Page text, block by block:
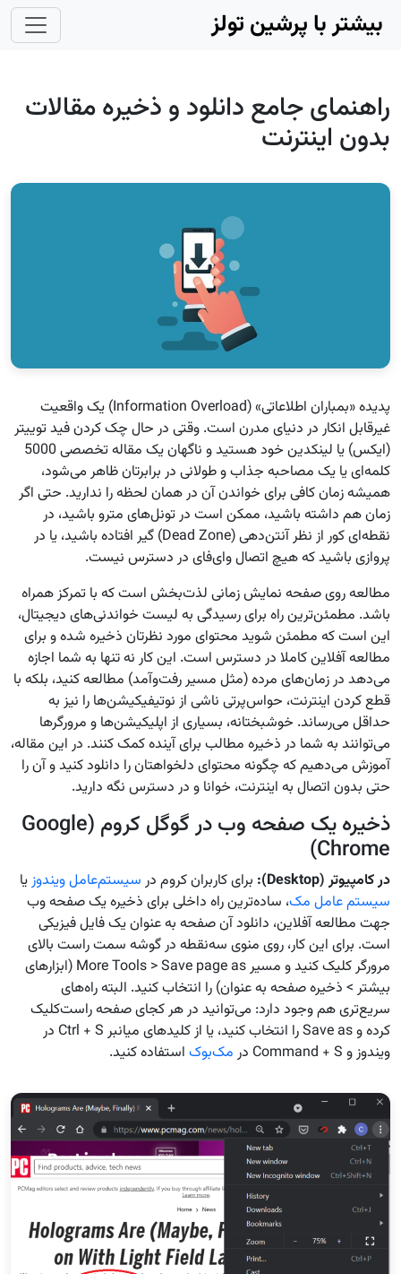
Skip to main content
بیشتر با پرشین تولز
راهنمای جامع دانلود و ذخیره مقالات
بدون اینترنت
پدیده «بمباران اطلاعاتی» (Information Overload) یک واقعیت
غیرقابل انکار در دنیای مدرن است. وقتی در حال چک کردن فید توییتر
(ایکس) یا لینکدین خود هستید و ناگهان یک مقاله تخصصی 5000
کلمه‌ای یا یک مصاحبه جذاب و طولانی در برابرتان ظاهر می‌شود،
همیشه زمان کافی برای خواندن آن در همان لحظه را ندارید. حتی اگر
زمان هم داشته باشید، ممکن است در تونل‌های مترو باشید، در
نقطه‌ای کور از نظر آنتن‌دهی (Dead Zone) گیر افتاده باشید، یا در
پروازی باشید که هیچ اتصال وای‌فای در دسترس نیست.
مطالعه روی صفحه نمایش زمانی لذت‌بخش است که با تمرکز همراه
باشد. مطمئن‌ترین راه برای رسیدگی به لیست خواندنی‌های دیجیتال،
این است که مطمئن شوید محتوای مورد نظرتان ذخیره شده و برای
مطالعه آفلاین کاملا در دسترس است. این کار نه تنها به شما اجازه
می‌دهد در زمان‌های مرده (مثل مسیر رفت‌وآمد) مطالعه کنید، بلکه با
قطع کردن اینترنت، حواس‌پرتی ناشی از نوتیفیکیشن‌ها را نیز به
حداقل می‌رساند. خوشبختانه، بسیاری از اپلیکیشن‌ها و مرورگرها
می‌توانند به شما در ذخیره مطالب برای آینده کمک کنند. در این مقاله،
آموزش می‌دهیم که چگونه محتوای دلخواهتان را دانلود کنید و آن را
حتی بدون اتصال به اینترنت، خوانا و در دسترس نگه دارید.
ذخیره یک صفحه وب در گوگل کروم (Google
Chrome)
در کامپیوتر(Desktop): برای کاربران کروم در سیستم‌عامل‌ ویندوزیا
سیستم عامل مک، ساده‌ترین راه داخلی برای ذخیره یک صفحه وب
جهت مطالعه آفلاین، دانلود آن صفحه به عنوان یک فایل فیزیکی
است. برای این کار، روی منوی سه‌نقطه در گوشه سمت راست بالای
مرورگر کلیک کنید و مسیر More Tools > Save page as (ابزارهای
بیشتر > ذخیره صفحه به عنوان) را انتخاب کنید. البته راه‌های
سریع‌تری هم وجود دارد: می‌توانید در هر کجای صفحه راست‌کلیک
کرده و Save as را انتخاب کنید، یا از کلیدهای میانبر Ctrl + S در
ویندوز و Command + S در
مک‌بوک استفاده کنید.